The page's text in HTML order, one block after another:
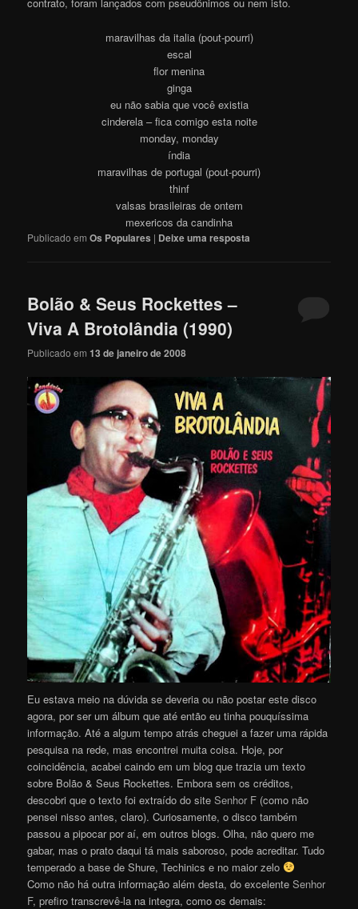
contrato, foram lançados com pseudônimos ou nem isto.
maravilhas da italia (pout-pourri)
escal
flor menina
ginga
eu não sabia que você existia
cinderela – fica comigo esta noite
monday, monday
índia
maravilhas de portugal (pout-pourri)
thinf
valsas brasileiras de ontem
mexericos da candinha
Publicado em Os Populares | Deixe uma resposta
Bolão & Seus Rockettes –
Viva A Brotolândia (1990)
Publicado em13 de janeiro de 2008
Eu estava meio na dúvida se deveria ou não postar este disco
agora, por ser um álbum que até então eu tinha pouquíssima
informação. Até a algum tempo atrás cheguei a fazer uma rápida
pesquisa na rede, mas encontrei muita coisa. Hoje, por
coincidência, acabei caindo em um blog que trazia um texto
sobre Bolão & Seus Rockettes. Embora sem os créditos,
descobri que o texto foi extraído do siteSenhor F (como não
pensei nisso antes, claro). Curiosamente, o disco também
passou a pipocar por aí, em outros blogs. Olha, não quero me
gabar, mas o prato daqui tá mais saboroso, pode acreditar. Tudo
temperado a base de Shure, Techinics e no maior zelo
Como não há outra informação além desta, do excelenteSenhor
F, prefiro transcrevê-la na integra, como os demais: